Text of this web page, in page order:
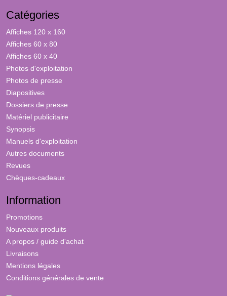
Catégories
Affiches 120 x 160
Affiches 60 x 80
Affiches 60 x 40
Photos d'exploitation
Photos de presse
Diapositives
Dossiers de presse
Matériel publicitaire
Synopsis
Manuels d'exploitation
Autres documents
Revues
Chèques-cadeaux
Information
Promotions
Nouveaux produits
A propos / guide d'achat
Livraisons
Mentions légales
Conditions générales de vente